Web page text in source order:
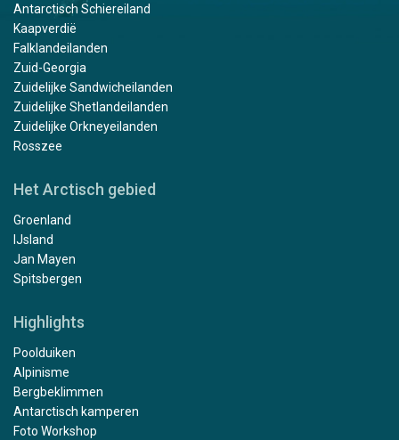
Antarctisch Schiereiland
Kaapverdië
Falklandeilanden
Zuid-Georgia
Zuidelijke Sandwicheilanden
Zuidelijke Shetlandeilanden
Zuidelijke Orkneyeilanden
Rosszee
Het Arctisch gebied
Groenland
IJsland
Jan Mayen
Spitsbergen
Highlights
Poolduiken
Alpinisme
Bergbeklimmen
Antarctisch kamperen
Foto Workshop